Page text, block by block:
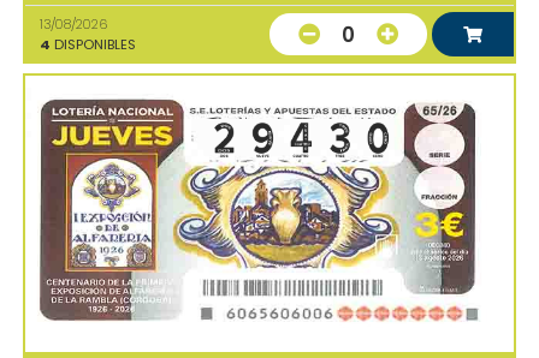
13/08/2026
4 DISPONIBLES 0